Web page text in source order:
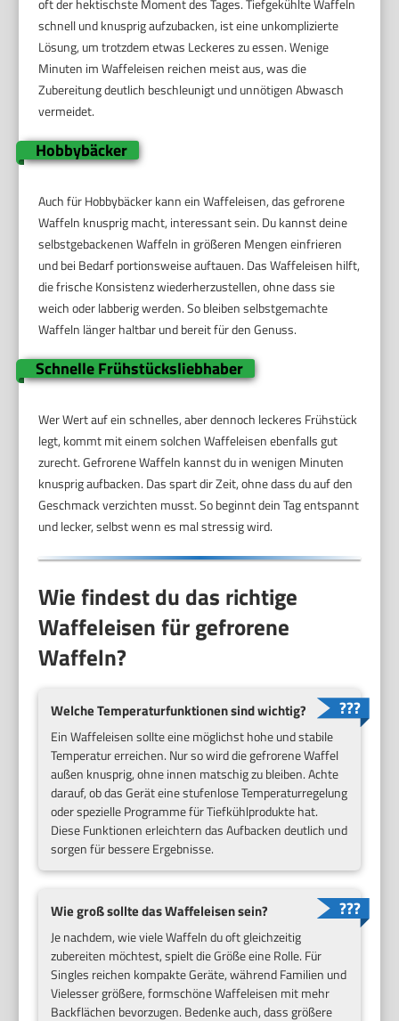
oft der hektischste Moment des Tages. Tiefgekühlte Waffeln
schnell und knusprig aufzubacken, ist eine unkomplizierte
Lösung, um trotzdem etwas Leckeres zu essen. Wenige
Minuten im Waffeleisen reichen meist aus, was die
Zubereitung deutlich beschleunigt und unnötigen Abwasch
vermeidet.
Hobbybäcker
Auch für Hobbybäcker kann ein Waffeleisen, das gefrorene
Waffeln knusprig macht, interessant sein. Du kannst deine
selbstgebackenen Waffeln in größeren Mengen einfrieren
und bei Bedarf portionsweise auftauen. Das Waffeleisen hilft,
die frische Konsistenz wiederherzustellen, ohne dass sie
weich oder labberig werden. So bleiben selbstgemachte
Waffeln länger haltbar und bereit für den Genuss.
Schnelle Frühstücksliebhaber
Wer Wert auf ein schnelles, aber dennoch leckeres Frühstück
legt, kommt mit einem solchen Waffeleisen ebenfalls gut
zurecht. Gefrorene Waffeln kannst du in wenigen Minuten
knusprig aufbacken. Das spart dir Zeit, ohne dass du auf den
Geschmack verzichten musst. So beginnt dein Tag entspannt
und lecker, selbst wenn es mal stressig wird.
Wie findest du das richtige
Waffeleisen für gefrorene
Waffeln?
Welche Temperaturfunktionen sind wichtig?
Ein Waffeleisen sollte eine möglichst hohe und stabile
Temperatur erreichen. Nur so wird die gefrorene Waffel
außen knusprig, ohne innen matschig zu bleiben. Achte
darauf, ob das Gerät eine stufenlose Temperaturregelung
oder spezielle Programme für Tiefkühlprodukte hat.
Diese Funktionen erleichtern das Aufbacken deutlich und
sorgen für bessere Ergebnisse.
Wie groß sollte das Waffeleisen sein?
Je nachdem, wie viele Waffeln du oft gleichzeitig
zubereiten möchtest, spielt die Größe eine Rolle. Für
Singles reichen kompakte Geräte, während Familien und
Vielesser größere, formschöne Waffeleisen mit mehr
Backflächen bevorzugen. Bedenke auch, dass größere